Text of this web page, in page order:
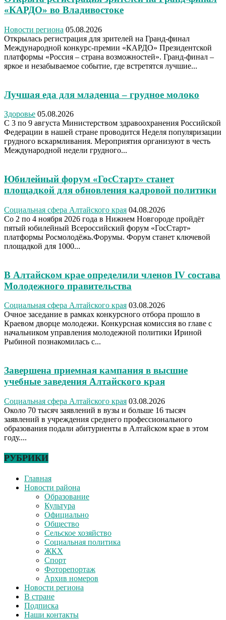
«КАРДО» во Владивостоке
Новости региона 05.08.2026
Открылась регистрация для зрителей на Гранд-финал
Международной конкурс-премии «КАРДО» Президентской
платформы «Россия – страна возможностей». Гранд-финал –
яркое и незабываемое событие, где встретятся лучшие...
Лучшая еда для младенца – грудное молоко
Здоровье 05.08.2026
С 3 по 9 августа Министерством здравоохранения Российской
Федерации в нашей стране проводится Неделя популяризации
грудного вскармливания. Мероприятия организуют в честь
Международной недели грудного...
Юбилейный форум «ГосСтарт» станет
площадкой для обновления кадровой политики
Социальная сфера Алтайского края 04.08.2026
Со 2 по 4 ноября 2026 года в Нижнем Новгороде пройдёт
пятый юбилейный Всероссийский форум «ГосСтарт»
платформы Росмолодёжь.Форумы. Форум станет ключевой
площадкой для 1000...
В Алтайском крае определили членов IV состава
Молодежного правительства
Социальная сфера Алтайского края 03.08.2026
Очное заседание в рамках конкурсного отбора прошло в
Краевом дворце молодежи. Конкурсная комиссия во главе с
начальником управления молодежной политики Ириной
Рыбиной познакомилась с...
Завершена приемная кампания в высшие
учебные заведения Алтайского края
Социальная сфера Алтайского края 03.08.2026
Около 70 тысяч заявлений в вузы и больше 16 тысяч
заявлений в учреждения среднего профессионального
образования подали абитуриенты в Алтайском крае в этом
году....
РУБРИКИ
Главная
Новости района
Образование
Культура
Официально
Общество
Сельское хозяйство
Социальная политика
ЖКХ
Спорт
Фоторепортаж
Архив номеров
Новости региона
В стране
Подписка
Наши контакты